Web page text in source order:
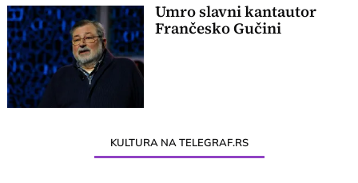
Umro slavni kantautor
Frančesko Gučini
KULTURA NA TELEGRAF.RS